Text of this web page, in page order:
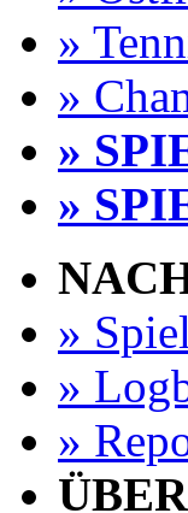
»
»
»
»
»
»
»